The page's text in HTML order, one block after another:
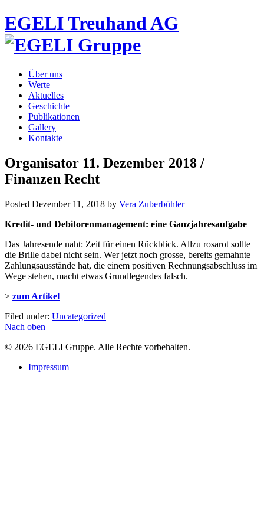
EGELI Treuhand AG
Über uns
Werte
Aktuelles
Geschichte
Publikationen
Gallery
Kontakte
Organisator 11. Dezember 2018 /
Finanzen Recht
Posted Dezember 11, 2018 by Vera Zuberbühler
Kredit- und Debitorenmanagement: eine Ganzjahresaufgabe
Das Jahresende naht: Zeit für einen Rückblick. Allzu rosarot sollte
die Brille dabei nicht sein. Wer jetzt noch grosse, bereits gemahnte
Zahlungsausstände hat, die einem positiven Rechnungsabschluss im
Wege stehen, macht etwas Grundlegendes falsch.
> zum Artikel
Filed under: Uncategorized
Nach oben
© 2026 EGELI Gruppe. Alle Rechte vorbehalten.
Impressum